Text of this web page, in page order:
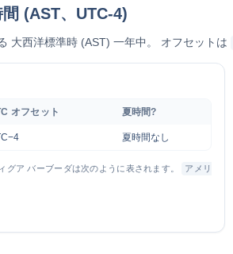
(AST、UTC-4)
大西洋標準時 (AST) 一年中。 オフセットは
オフセット 夏時間?
夏時間なし
グア バーブーダは次のように表されます。
アメリ